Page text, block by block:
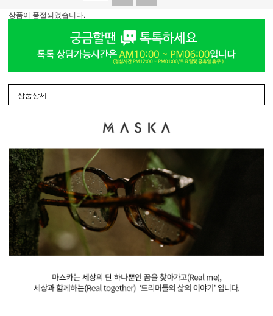
상품이 품절되었습니다.
상품상세